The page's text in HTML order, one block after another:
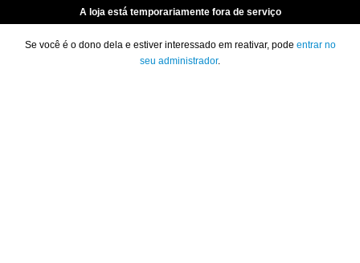
A loja está temporariamente fora de serviço
Se você é o dono dela e estiver interessado em reativar, pode entrar no
seu administrador.